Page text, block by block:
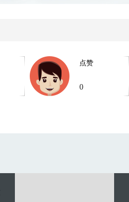
点赞
0